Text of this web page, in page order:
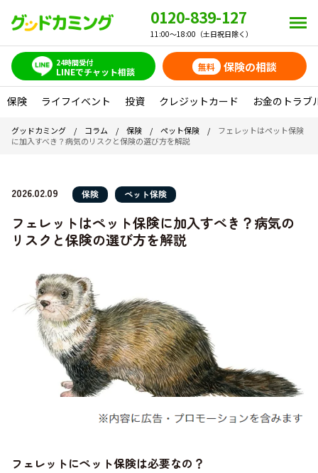
0120-839-127
11:00～18:00（土日祝日除く）
24時間受付
LINEでチャット相談 無料 保険の相談
保険 ライフイベント 投資 クレジットカード お金のトラブ
グッドカミング / コラム / 保険 / ペット保険 / フェレットはペット保険
に加入すべき？病気のリスクと保険の選び方を解説
2026.02.09 保険 ペット保険
フェレットはペット保険に加入すべき？病気の
リスクと保険の選び方を解説
フェレットにペット保険は必要なの？